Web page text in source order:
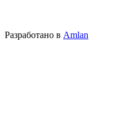
Разработано в Amlan